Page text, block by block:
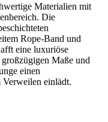
Materialien mit
Die
Rope-Band und
eine luxuriöse
Maße und
einen
einlädt.